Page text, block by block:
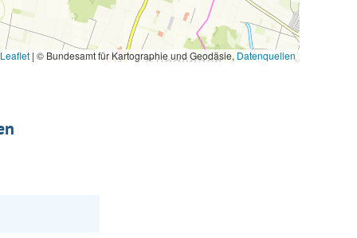
| © Bundesamt für Kartographie und Geodäsie, Datenquellen